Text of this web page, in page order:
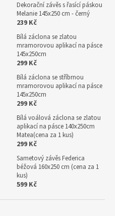
Dekorační závěs s řasící páskou
Melanie 145x250 cm - černý
239 Kč
Bílá záclona se zlatou
mramorovou aplikací na pásce
145x250cm
299 Kč
Bílá záclona se stříbrnou
mramorovou aplikací na pásce
145x250cm
299 Kč
Bílá voálová záclona se zlatou
aplikací na pásce 140x250cm
Matea(cena za 1 kus)
299 Kč
Sametový závěs Federica
béžová 160x250 cm (cena za 1
kus)
599 Kč